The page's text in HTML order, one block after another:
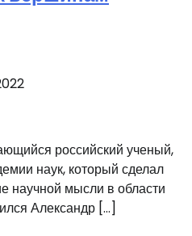
российский ученый,
наук, который сделал
научной мысли в области
Александр […]